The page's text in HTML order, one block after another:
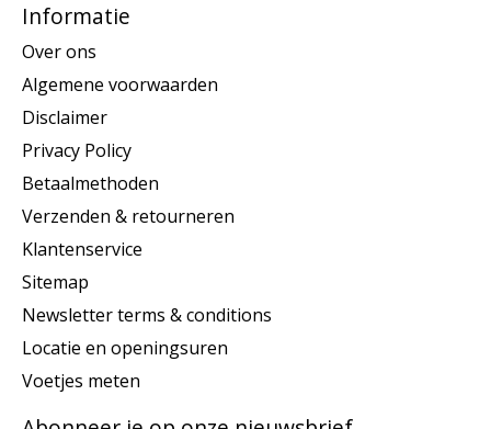
Informatie
Over ons
Algemene voorwaarden
Disclaimer
Privacy Policy
Betaalmethoden
Verzenden & retourneren
Klantenservice
Sitemap
Newsletter terms & conditions
Locatie en openingsuren
Voetjes meten